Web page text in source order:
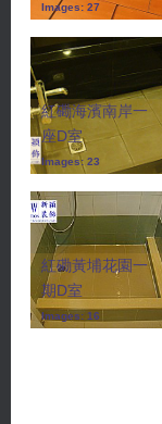
Images: 27
紅磡海濱南岸一
座D室
Images: 23
紅磡黃埔花園一
期D室
Images: 16